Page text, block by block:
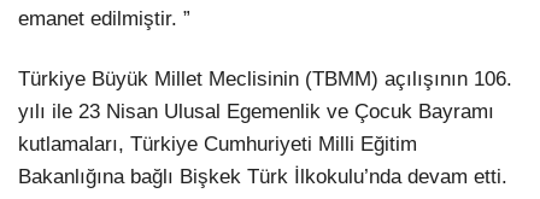
emanet edilmiştir. ”
Türkiye Büyük Millet Meclisinin (TBMM) açılışının 106.
yılı ile 23 Nisan Ulusal Egemenlik ve Çocuk Bayramı
kutlamaları, Türkiye Cumhuriyeti Milli Eğitim
Bakanlığına bağlı Bişkek Türk İlkokulu’nda devam etti.